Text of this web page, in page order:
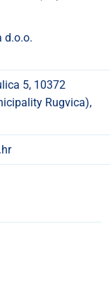
d.o.o.
5, 10372
Rugvica),